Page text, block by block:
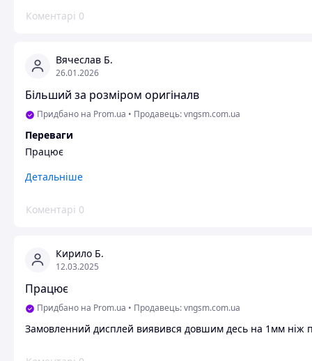
Коментарі 0
Вячеслав Б.
26.01.2026
Більший за розміром оригіналв
Придбано на Prom.ua • Продавець: vngsm.com.ua
Переваги
Працює
Недоліки
Детальніше
Коментарі 0
Кирило Б.
12.03.2025
Працює
Придбано на Prom.ua • Продавець: vngsm.com.ua
Замовленний дисплей виявився довшим десь на 1мм ніж